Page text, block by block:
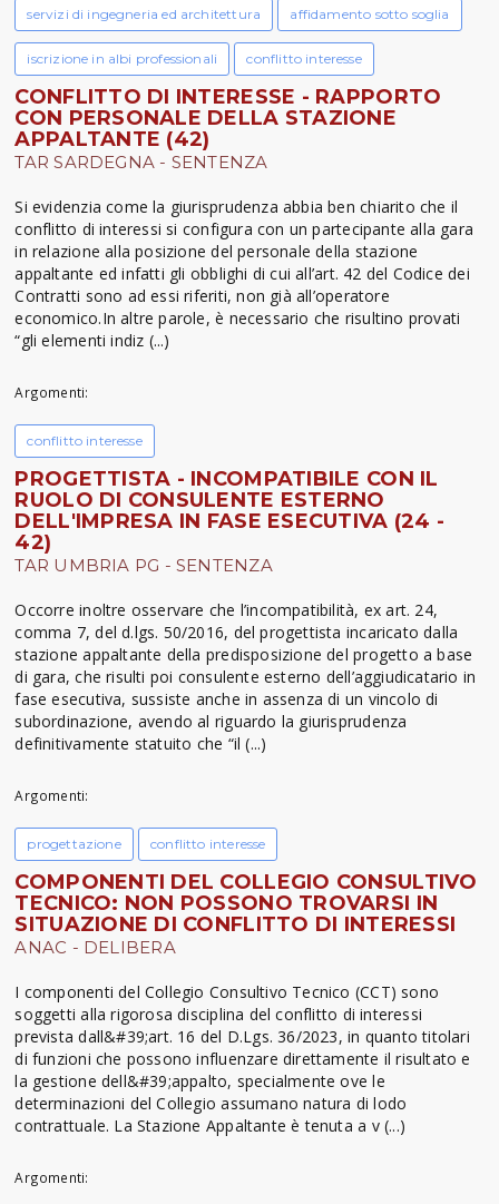
servizi di ingegneria ed architettura affidamento sotto soglia
iscrizione in albi professionali conflitto interesse
CONFLITTO DI INTERESSE - RAPPORTO
CON PERSONALE DELLA STAZIONE
APPALTANTE (42)
TAR SARDEGNA - SENTENZA
Si evidenzia come la giurisprudenza abbia ben chiarito che il
conflitto di interessi si configura con un partecipante alla gara
in relazione alla posizione del personale della stazione
appaltante ed infatti gli obblighi di cui all’art. 42 del Codice dei
Contratti sono ad essi riferiti, non già all’operatore
economico.In altre parole, è necessario che risultino provati
“gli elementi indiz (...)
Argomenti:
conflitto interesse
PROGETTISTA - INCOMPATIBILE CON IL
RUOLO DI CONSULENTE ESTERNO
DELL'IMPRESA IN FASE ESECUTIVA (24 -
42)
TAR UMBRIA PG - SENTENZA
Occorre inoltre osservare che l’incompatibilità, ex art. 24,
comma 7, del d.lgs. 50/2016, del progettista incaricato dalla
stazione appaltante della predisposizione del progetto a base
di gara, che risulti poi consulente esterno dell’aggiudicatario in
fase esecutiva, sussiste anche in assenza di un vincolo di
subordinazione, avendo al riguardo la giurisprudenza
definitivamente statuito che “il (...)
Argomenti:
progettazione conflitto interesse
COMPONENTI DEL COLLEGIO CONSULTIVO
TECNICO: NON POSSONO TROVARSI IN
SITUAZIONE DI CONFLITTO DI INTERESSI
ANAC - DELIBERA
I componenti del Collegio Consultivo Tecnico (CCT) sono
soggetti alla rigorosa disciplina del conflitto di interessi
prevista dall&#39;art. 16 del D.Lgs. 36/2023, in quanto titolari
di funzioni che possono influenzare direttamente il risultato e
la gestione dell&#39;appalto, specialmente ove le
determinazioni del Collegio assumano natura di lodo
contrattuale. La Stazione Appaltante è tenuta a v (...)
Argomenti: